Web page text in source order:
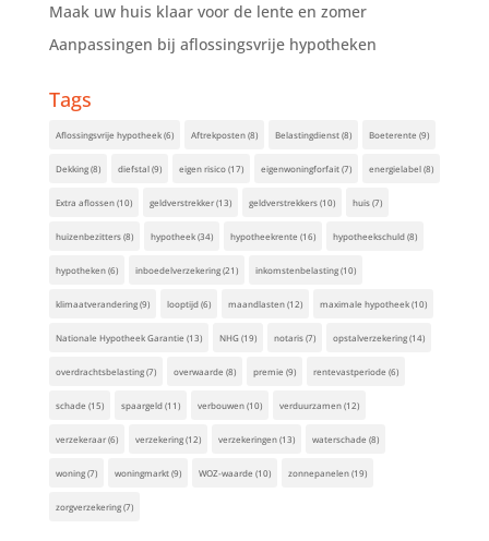
Maak uw huis klaar voor de lente en zomer
Aanpassingen bij aflossingsvrije hypotheken
Tags
Aflossingsvrije hypotheek(6) Aftrekposten(8) Belastingdienst(8) Boeterente (9)
Dekking(8) diefstal(9) eigen risico(17) eigenwoningforfait(7) energielabel(8)
Extra aflossen(10) geldverstrekker(13) geldverstrekkers(10) huis(7)
huizenbezitters(8) hypotheek(34) hypotheekrente (16) hypotheekschuld(8)
hypotheken(6) inboedelverzekering(21) inkomstenbelasting(10)
klimaatverandering(9) looptijd(6) maandlasten(12) maximale hypotheek(10)
Nationale Hypotheek Garantie (13) NHG(19) notaris(7) opstalverzekering(14)
overdrachtsbelasting(7) overwaarde (8) premie (9) rentevastperiode (6)
schade (15) spaargeld(11) verbouwen(10) verduurzamen(12)
verzekeraar(6) verzekering(12) verzekeringen(13) waterschade (8)
woning(7) woningmarkt(9) WOZ-waarde (10) zonnepanelen(19)
zorgverzekering(7)